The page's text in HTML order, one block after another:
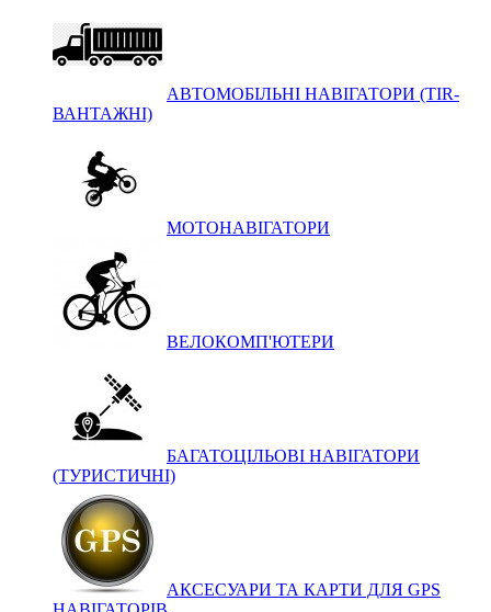
АВТОМОБІЛЬНІ НАВІГАТОРИ (TIR-
ВАНТАЖНІ)
МОТОНАВІГАТОРИ
ВЕЛОКОМП'ЮТЕРИ
БАГАТОЦІЛЬОВІ НАВІГАТОРИ
(ТУРИСТИЧНІ)
АКСЕСУАРИ ТА КАРТИ ДЛЯ GPS